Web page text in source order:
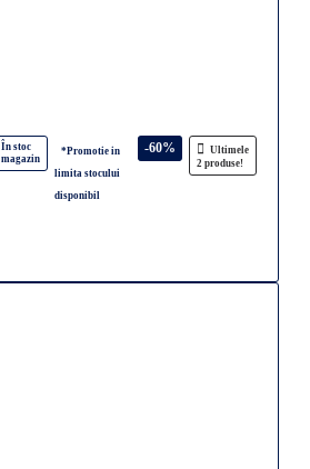
Ultimele
2 produse!
În stoc
magazin
*Promotie in
limita stocului
disponibil
-60%